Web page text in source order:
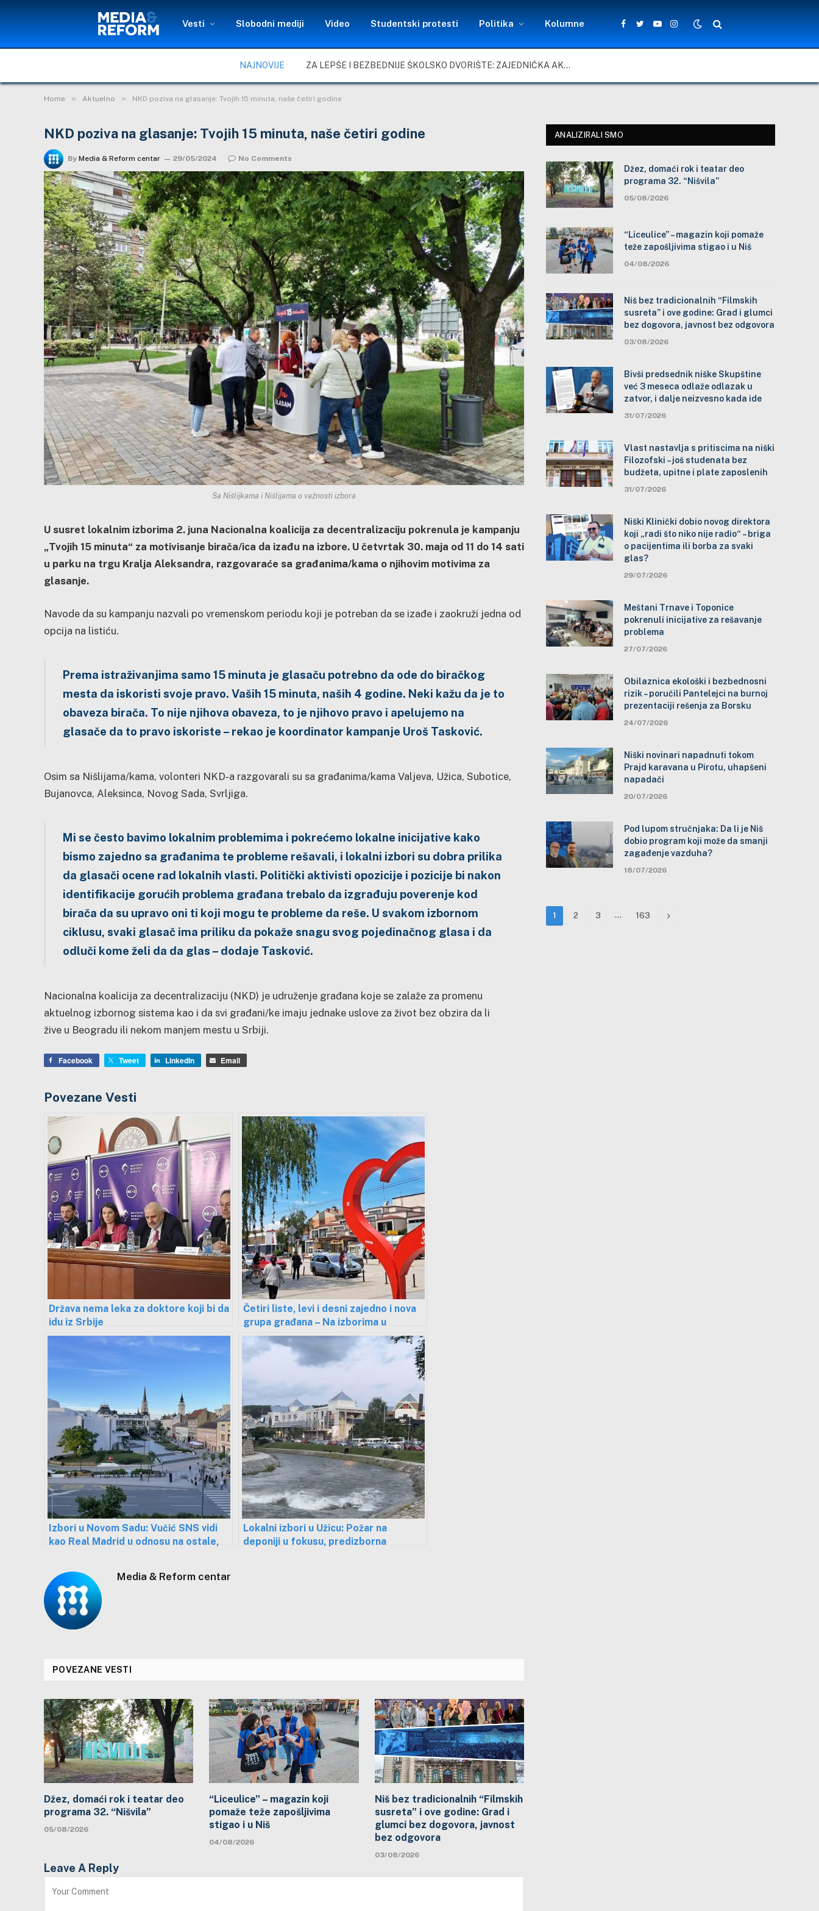
Vesti Slobodni mediji Video Studentski protesti Politika Kolumne
Facebook
TwitterYouTubeInstagram
NAJNOVIJE ZA LEPŠE I BEZBEDNIJE ŠKOLSKO DVORIŠTE: ZAJEDNIČKA AKCIJA MEŠTANA, NASTAVNIKA I ĐAKA U SELU VLASE KOD VRANJA
Home » Aktuelno » NKD poziva na glasanje: Tvojih 15 minuta, naše četiri godine
NKD poziva na glasanje: Tvojih 15 minuta, naše četiri godine
By Media & Reform centar 29/05/2024 No Comments
Sa Nišlijkama i Nišlijama o važnosti izbora
U susret lokalnim izborima 2. juna Nacionalna koalicija za decentralizaciju pokrenula je kampanju
„Tvojih 15 minuta“ za motivisanje birača/ica da izađu na izbore. U četvrtak 30. maja od 11 do 14 sati
u parku na trgu Kralja Aleksandra, razgovaraće sa građanima/kama o njihovim motivima za
glasanje.
Navode da su kampanju nazvali po vremenskom periodu koji je potreban da se izađe i zaokruži jedna od
opcija na listiću.
Prema istraživanjima samo 15 minuta je glasaču potrebno da ode do biračkog
mesta da iskoristi svoje pravo. Vaših 15 minuta, naših 4 godine. Neki kažu da je to
obaveza birača. To nije njihova obaveza, to je njihovo pravo i apelujemo na
glasače da to pravo iskoriste – rekao je koordinator kampanje Uroš Tasković.
Osim sa Nišlijama/kama, volonteri NKD-a razgovarali su sa građanima/kama Valjeva, Užica, Subotice,
Bujanovca, Aleksinca, Novog Sada, Svrljiga.
Mi se često bavimo lokalnim problemima i pokrećemo lokalne inicijative kako
bismo zajedno sa građanima te probleme rešavali, i lokalni izbori su dobra prilika
da glasači ocene rad lokalnih vlasti. Politički aktivisti opozicije i pozicije bi nakon
identifikacije gorućih problema građana trebalo da izgrađuju poverenje kod
birača da su upravo oni ti koji mogu te probleme da reše. U svakom izbornom
ciklusu, svaki glasač ima priliku da pokaže snagu svog pojedinačnog glasa i da
odluči kome želi da da glas – dodaje Tasković.
Nacionalna koalicija za decentralizaciju (NKD) je udruženje građana koje se zalaže za promenu
aktuelnog izbornog sistema kao i da svi građani/ke imaju jednake uslove za život bez obzira da li
žive u Beogradu ili nekom manjem mestu u Srbiji.
Facebook Tweet LinkedIn Email
Povezane Vesti
Država nema leka za doktore koji bi da
idu iz Srbije
Četiri liste, levi i desni zajedno i nova
grupa građana – Na izborima u
Aleksincu važi sistem “ko je dobar sa
kim”
Izbori u Novom Sadu: Vučić SNS vidi
kao Real Madrid u odnosu na ostale,
Lokalni izbori u Užicu: Požar na
deponiji u fokusu, predizborna
Media & Reform centar
POVEZANE VESTI
Džez, domaći rok i teatar deo
programa 32. “Nišvila”
05/08/2026
“Liceulice” – magazin koji
pomaže teže zapošljivima
stigao i u Niš
04/08/2026
Niš bez tradicionalnih “Filmskih
susreta” i ove godine: Grad i
glumci bez dogovora, javnost
bez odgovora
03/08/2026
Leave A Reply
ANALIZIRALI SMO
Džez, domaći rok i teatar deo
programa 32. “Nišvila”
05/08/2026
“Liceulice” – magazin koji pomaže
teže zapošljivima stigao i u Niš
04/08/2026
Niš bez tradicionalnih “Filmskih
susreta” i ove godine: Grad i glumci
bez dogovora, javnost bez odgovora
03/08/2026
Bivši predsednik niške Skupštine
već 3 meseca odlaže odlazak u
zatvor, i dalje neizvesno kada ide
31/07/2026
Vlast nastavlja s pritiscima na niški
Filozofski – još studenata bez
budžeta, upitne i plate zaposlenih
31/07/2026
Niški Klinički dobio novog direktora
koji „radi što niko nije radio“ – briga
o pacijentima ili borba za svaki
glas?
29/07/2026
Meštani Trnave i Toponice
pokrenuli inicijative za rešavanje
problema
27/07/2026
Obilaznica ekološki i bezbednosni
rizik – poručili Pantelejci na burnoj
prezentaciji rešenja za Borsku
24/07/2026
Niški novinari napadnuti tokom
Prajd karavana u Pirotu, uhapšeni
napadači
20/07/2026
Pod lupom stručnjaka: Da li je Niš
dobio program koji može da smanji
zagađenje vazduha?
18/07/2026
1 2 3 … 163 Next